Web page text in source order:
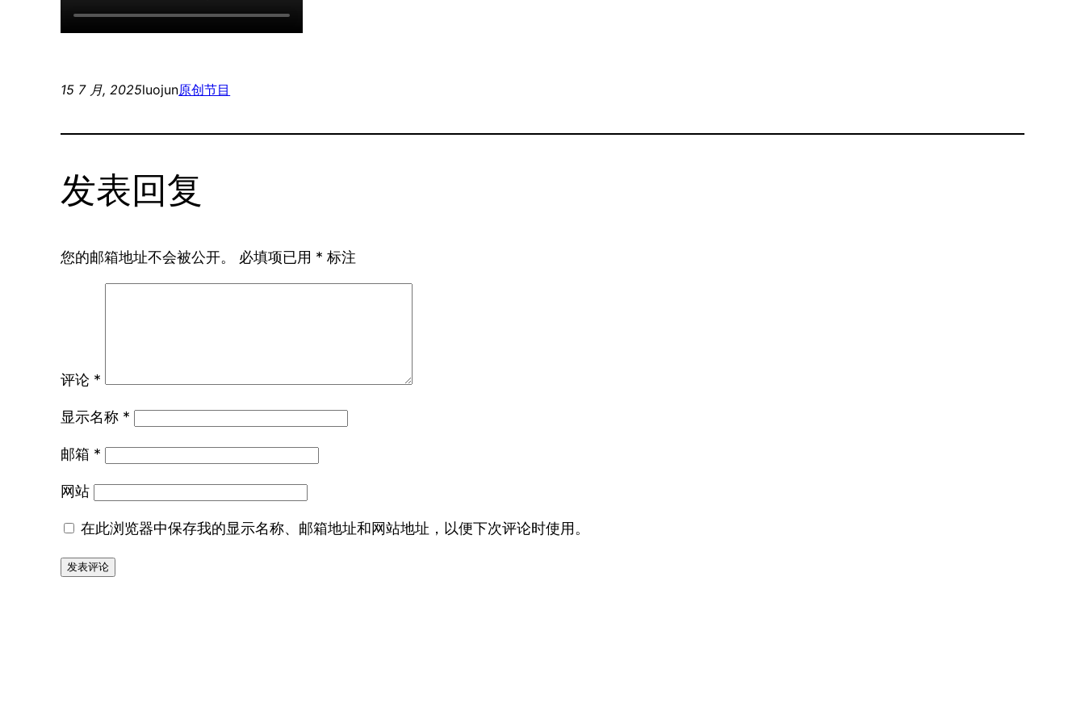
15 7 月, 2025luojun原创节目
发表回复
您的邮箱地址不会被公开。 必填项已用 * 标注
评论 *
显示名称 *
邮箱 *
网站
在此浏览器中保存我的显示名称、邮箱地址和网站地址，以便下次评论时使用。